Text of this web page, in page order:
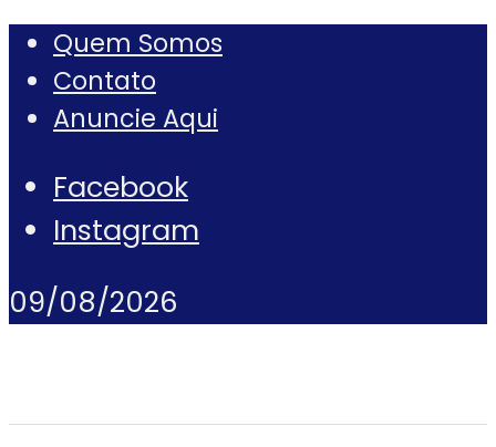
Quem Somos
Contato
Anuncie Aqui
Facebook
Instagram
09/08/2026